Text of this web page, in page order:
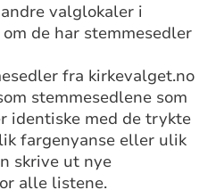
valglokaler i
de har stemmesedler
fra kirkevalget.no
stemmesedlene som
identiske med de trykte
fargenyanse eller ulik
skrive ut nye
alle listene.